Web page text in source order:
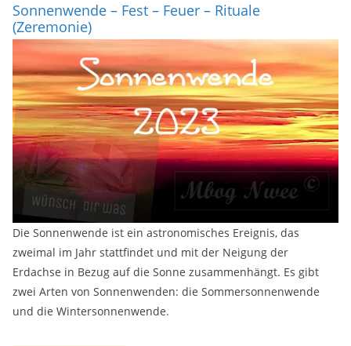
Sonnenwende – Fest – Feuer – Rituale
(Zeremonie)
Die Sonnenwende ist ein astronomisches Ereignis, das
zweimal im Jahr stattfindet und mit der Neigung der
Erdachse in Bezug auf die Sonne zusammenhängt. Es gibt
zwei Arten von Sonnenwenden: die Sommersonnenwende
und die Wintersonnenwende.